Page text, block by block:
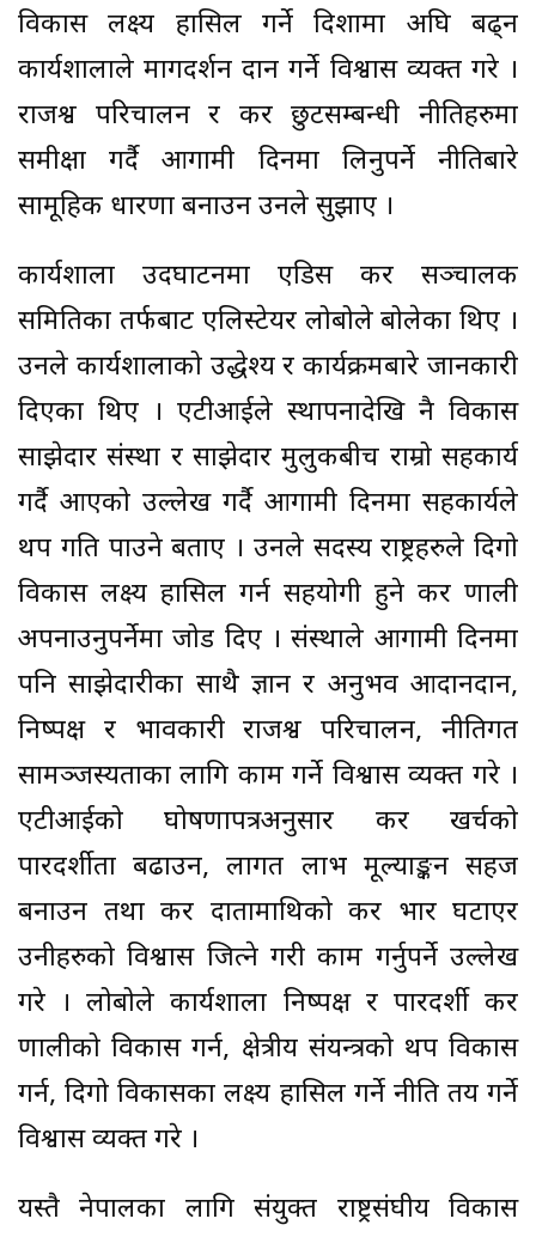
विकास लक्ष्य हासिल गर्ने दिशामा अघि बढ्न
कार्यशालाले मागदर्शन प्रदान गर्ने विश्वास व्यक्त गरे ।
राजश्व परिचालन र कर छुटसम्बन्धी नीतिहरुमा
समीक्षा गर्दै आगामी दिनमा लिनुपर्ने नीतिबारे
सामूहिक धारणा बनाउन उनले सुझाए ।
कार्यशाला उदघाटनमा एडिस कर सञ्चालक
समितिका तर्फबाट एलिस्टेयर लोबोले बोलेका थिए ।
उनले कार्यशालाको उद्धेश्य र कार्यक्रमबारे जानकारी
दिएका थिए । एटीआईले स्थापनादेखि नै विकास
साझेदार संस्था र साझेदार मुलुकबीच राम्रो सहकार्य
गर्दै आएको उल्लेख गर्दै आगामी दिनमा सहकार्यले
थप गति पाउने बताए । उनले सदस्य राष्ट्रहरुले दिगो
विकास लक्ष्य हासिल गर्न सहयोगी हुने कर प्रणाली
अपनाउनुपर्नेमा जोड दिए । संस्थाले आगामी दिनमा
पनि साझेदारीका साथै ज्ञान र अनुभव आदानप्रदान,
निष्पक्ष र प्रभावकारी राजश्व परिचालन, नीतिगत
सामञ्जस्यताका लागि काम गर्ने विश्वास व्यक्त गरे ।
एटीआईको घोषणापत्रअनुसार कर खर्चको
पारदर्शीता बढाउन, लागत लाभ मूल्याङ्कन सहज
बनाउन तथा कर दातामाथिको कर भार घटाएर
उनीहरुको विश्वास जित्ने गरी काम गर्नुपर्ने उल्लेख
गरे । लोबोले कार्यशाला निष्पक्ष र पारदर्शी कर
प्रणालीको विकास गर्न, क्षेत्रीय संयन्त्रको थप विकास
गर्न, दिगो विकासका लक्ष्य हासिल गर्ने नीति तय गर्ने
विश्वास व्यक्त गरे ।
यस्तै नेपालका लागि संयुक्त राष्ट्रसंघीय विकास